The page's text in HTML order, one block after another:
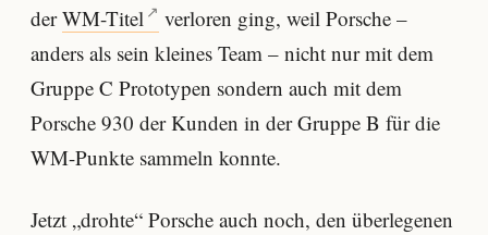
derWM-Titel
verloren ging, weil Porsche –
anders als sein kleines Team – nicht nur mit dem
Gruppe C Prototypen sondern auch mit dem
Porsche 930 der Kunden in der Gruppe B für die
WM-Punkte sammeln konnte.
Jetzt „drohte“ Porsche auch noch, den überlegenen